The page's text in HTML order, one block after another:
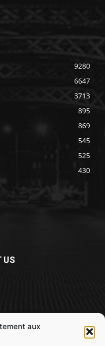
aux
9280
6647
3713
895
869
545
525
430
US
US